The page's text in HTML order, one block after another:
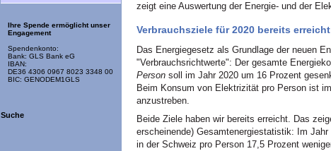
Ihre Spende ermöglicht unser
Engagement
Spendenkonto:
Bank: GLS Bank eG
IBAN:
DE36 4306 0967 8023 3348 00
BIC: GENODEM1GLS
Suche
zeigt eine Auswertung der Energie- und der
Verbrauchsziele für 2020 bereits erreicht
Das Energiegesetz als Grundlage der neuen
"Verbrauchsrichtwerte": Der gesamte
Person soll im Jahr 2020 um 16 Prozent
Beim Konsum von Elektrizität pro Person ist
anzustreben.
Beide Ziele haben wir bereits erreicht. Das
erscheinende) Gesamtenergiestatistik: Im
in der Schweiz pro Person 17,5 Prozent